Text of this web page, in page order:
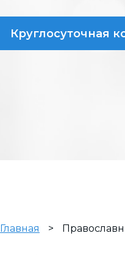
Круглосуточная
Главная >